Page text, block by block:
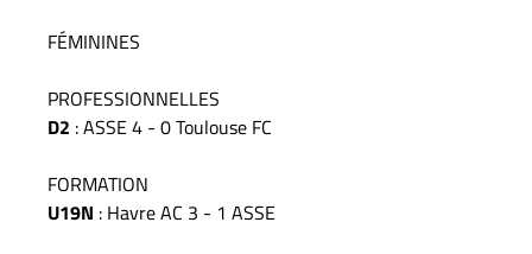
FÉMININES
PROFESSIONNELLES
D2 : ASSE 4 - 0 Toulouse FC
FORMATION
U19N : Havre AC 3 - 1 ASSE